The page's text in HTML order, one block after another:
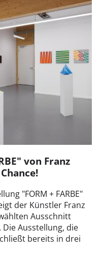
von Franz
"FORM + FARBE"
der Künstler Franz
Ausschnitt
Ausstellung, die
bereits in drei